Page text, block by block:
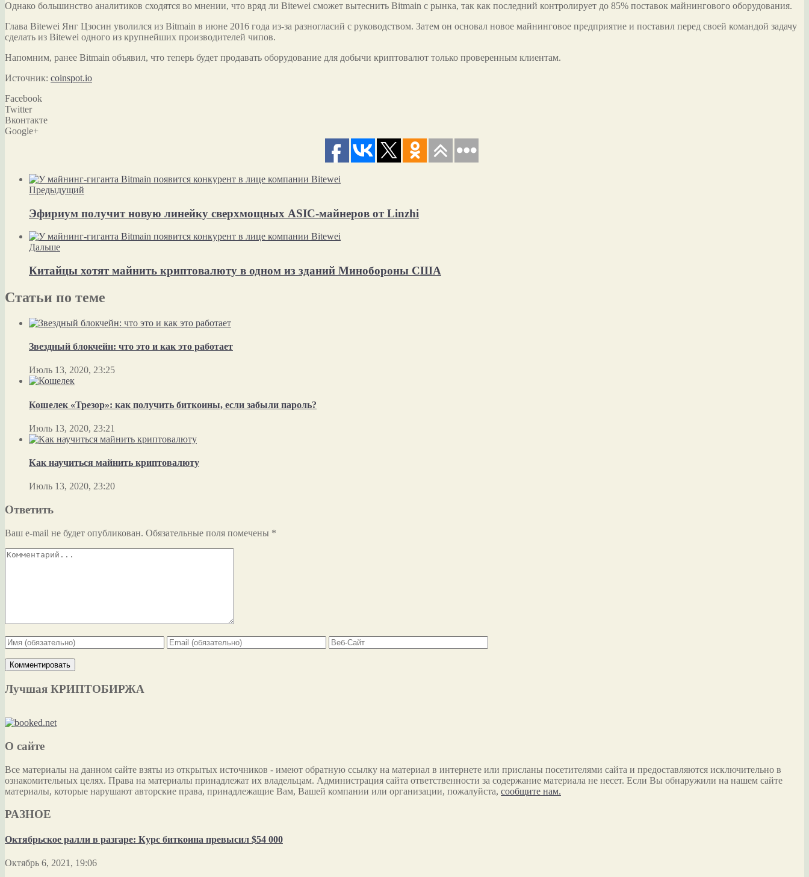
Однако большинство аналитиков сходятся во мнении, что вряд ли Bitewei сможет вытеснить Bitmain с рынка, так как последний контролирует до 85% поставок майнингового оборудования.
Глава Bitewei Янг Цзосин уволился из Bitmain в июне 2016 года из-за разногласий с руководством. Затем он основал новое майнинговое предприятие и поставил перед своей командой задачу
сделать из Bitewei одного из крупнейших производителей чипов.
Напомним, ранее Bitmain объявил, что теперь будет продавать оборудование для добычи криптовалют только проверенным клиентам.
Источник: coinspot.io
Facebook
Twitter
Вконтакте
Google+
Предыдущий
Эфириум получит новую линейку сверхмощных ASIC-майнеров от Linzhi
Дальше
Китайцы хотят майнить криптовалюту в одном из зданий Минобороны США
Статьи по теме
Звездный блокчейн: что это и как это работает
Июль 13, 2020, 23:25
Кошелек «Трезор»: как получить биткоины, если забыли пароль?
Июль 13, 2020, 23:21
Как научиться майнить криптовалюту
Июль 13, 2020, 23:20
Ответить
Ваш e-mail не будет опубликован. Обязательные поля помечены *
Лучшая КРИПТОБИРЖА
О сайте
Все материалы на данном сайте взяты из открытых источников - имеют обратную ссылку на материал в интернете или присланы посетителями сайта и предоставляются исключительно в
ознакомительных целях. Права на материалы принадлежат их владельцам. Администрация сайта ответственности за содержание материала не несет. Если Вы обнаружили на нашем сайте
материалы, которые нарушают авторские права, принадлежащие Вам, Вашей компании или организации, пожалуйста, сообщите нам.
РАЗНОЕ
Октябрьское ралли в разгаре: Курс биткоина превысил $54 000
Октябрь 6, 2021, 19:06